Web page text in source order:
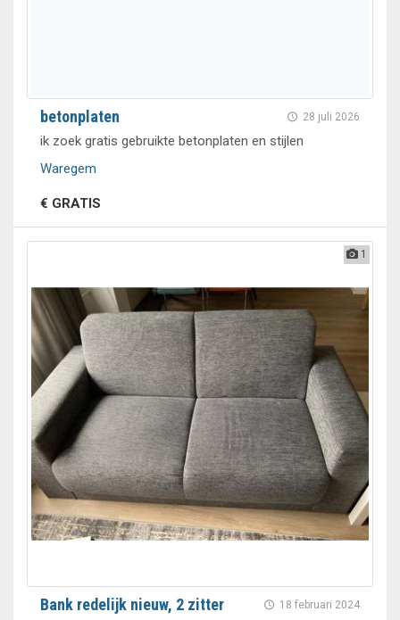
28 juli 2026
betonplaten
ik zoek gratis gebruikte betonplaten en stijlen
Waregem
€ GRATIS
1
18 februari 2024
Bank redelijk nieuw, 2 zitter